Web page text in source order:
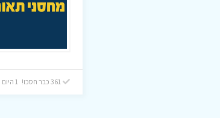
361 כבר חסכו! 1 היום